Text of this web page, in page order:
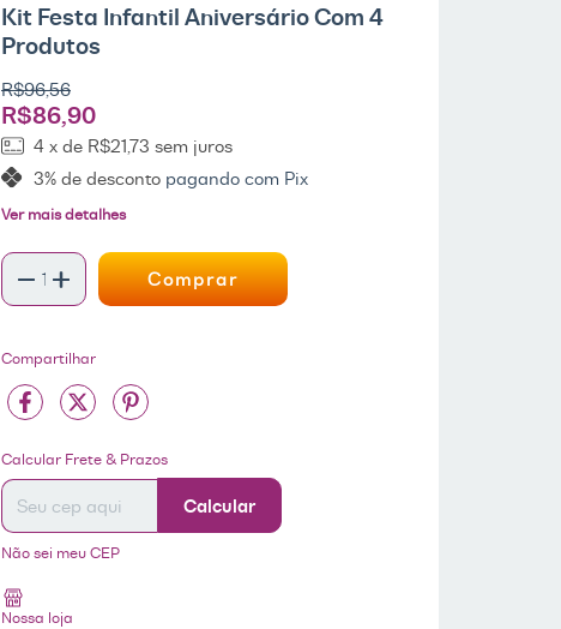
Kit Festa Infantil Aniversário Com 4
Produtos
R$96,56
R$86,90
4 x de R$21,73 sem juros
3% de descontopagando com Pix
Ver mais detalhes
Compartilhar
Entregas para o CEP:
Calcular Frete & Prazos
Calcular
Não sei meu CEP
Nossa loja